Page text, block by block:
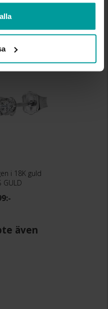
i 18K guld
GULD
även